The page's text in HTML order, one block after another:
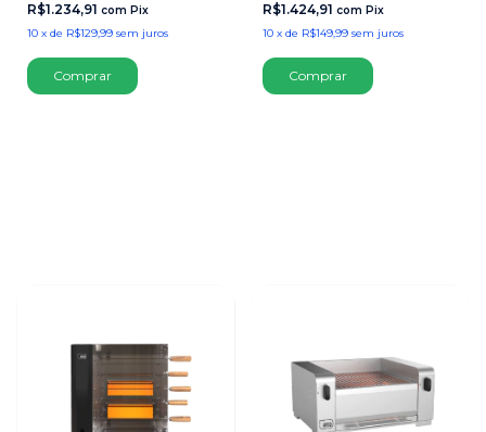
R$1.234,91 com Pix
10 x de R$129,99 sem juros
Comprar
R$1.424,91 com Pix
10 x de R$149,99 sem juros
Comprar